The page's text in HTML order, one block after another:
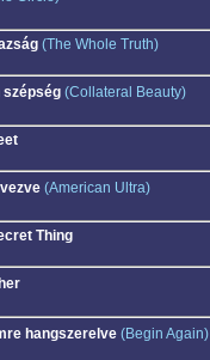
(The Whole Truth)
szépség(Collateral Beauty)
(American Ultra)
Thing
hangszerelve(Begin Again)